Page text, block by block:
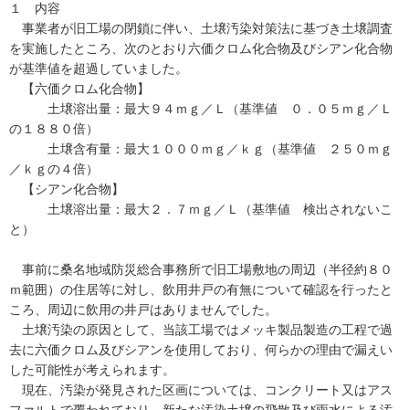
１ 内容
事業者が旧工場の閉鎖に伴い、土壌汚染対策法に基づき土壌調査
を実施したところ、次のとおり六価クロム化合物及びシアン化合物
が基準値を超過していました。
【六価クロム化合物】
土壌溶出量：最大９４ｍｇ／Ｌ（基準値 ０．０５ｍｇ／Ｌ
の１８８０倍）
土壌含有量：最大１０００ｍｇ／ｋｇ（基準値 ２５０ｍｇ
／ｋｇの４倍）
【シアン化合物】
土壌溶出量：最大２．７ｍｇ／Ｌ（基準値 検出されないこ
と）
事前に桑名地域防災総合事務所で旧工場敷地の周辺（半径約８０
ｍ範囲）の住居等に対し、飲用井戸の有無について確認を行ったと
ころ、周辺に飲用の井戸はありませんでした。
土壌汚染の原因として、当該工場ではメッキ製品製造の工程で過
去に六価クロム及びシアンを使用しており、何らかの理由で漏えい
した可能性が考えられます。
現在、汚染が発見された区画については、コンクリート又はアス